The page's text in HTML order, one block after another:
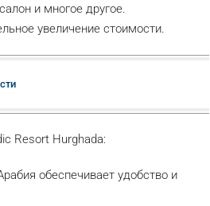
и многое другое.
увеличение стоимости.
Resort Hurghada:
обеспечивает удобство и